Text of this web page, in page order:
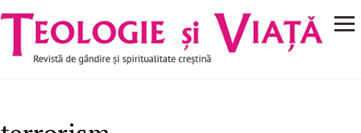
Mergi la conţinutul principal
Navigare
principală